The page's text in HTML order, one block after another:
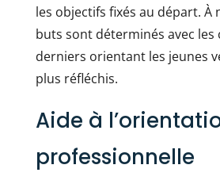
les objectifs fixés au départ. À
buts sont déterminés avec les
derniers orientant les jeunes
plus réfléchis.
Aide à
professionnelle